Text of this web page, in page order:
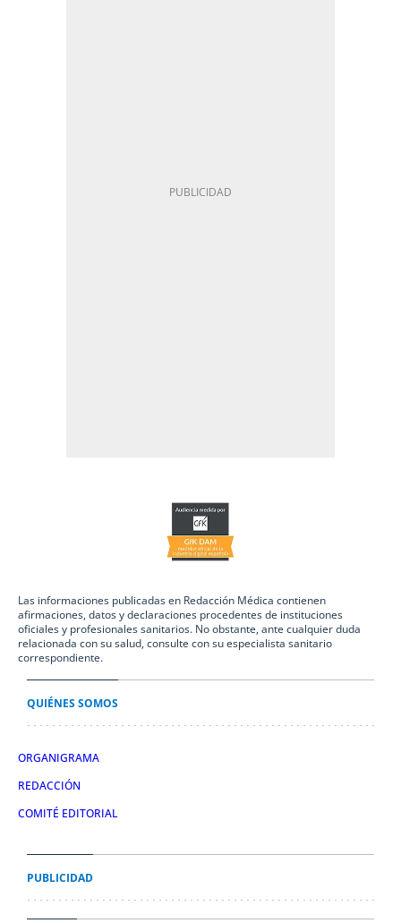
Las informaciones publicadas en Redacción Médica contienen
afirmaciones, datos y declaraciones procedentes de instituciones
oficiales y profesionales sanitarios. No obstante, ante cualquier duda
relacionada con su salud, consulte con su especialista sanitario
correspondiente.
QUIÉNES SOMOS
ORGANIGRAMA
REDACCIÓN
COMITÉ EDITORIAL
PUBLICIDAD